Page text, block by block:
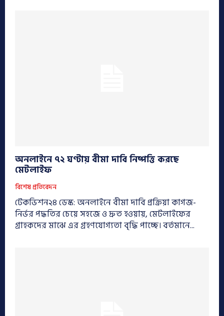
অনলাইনে ৭২ ঘণ্টায় বীমা দাবি নিষ্পত্তি করছে
মেটলাইফ
বিশেষ প্রতিবেদন
টেকভিশন২৪ ডেস্ক: অনলাইনে বীমা দাবি প্রক্রিয়া কাগজ-
নির্ভর পদ্ধতির চেয়ে সহজে ও দ্রুত হওয়ায়, মেটলাইফের
গ্রাহকদের মাঝে এর গ্রহণযোগ্যতা বৃদ্ধি পাচ্ছে। বর্তমানে...